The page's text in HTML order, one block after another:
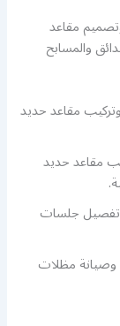
مقاعد
والمسابح
مقاعد حديد
مقاعد حديد
جلسات
وصيانة مظلات